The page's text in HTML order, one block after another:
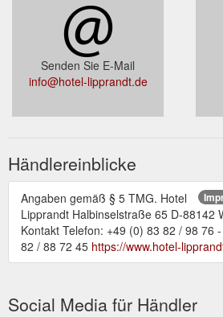
Senden Sie E-Mail
info@hotel-lipprandt.de
Händlereinblicke
Angaben gemäß § 5 TMG. Hotel
Lipprandt Halbinselstraße 65 D-88142
Kontakt Telefon: +49 (0) 83 82 / 98 76
82 / 88 72 45 https://www.hotel-
Social Media für Händler